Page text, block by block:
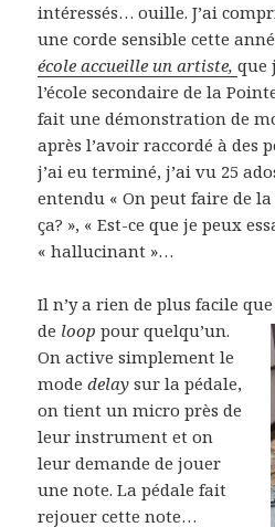
intéressés… ouille. J’ai
une corde sensible cette
école accueille un artiste,que
l’école secondaire de la
fait une démonstration de
après l’avoir raccordé à des
j’ai eu terminé, j’ai vu 25
entendu « On peut faire de
ça? », « Est-ce que je peux
« hallucinant »…
Il n’y a rien de plus facile
de looppour quelqu’un.
On active simplement le
modedelay sur la pédale,
on tient un micro près de
leur instrument et on
leur demande de jouer
une note. La pédale fait
rejouer cette note…